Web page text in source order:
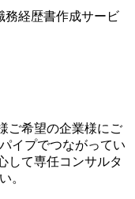
務経歴書作成サービ
ご希望の企業様にご
イプでつながってい
して専任コンサルタ
。